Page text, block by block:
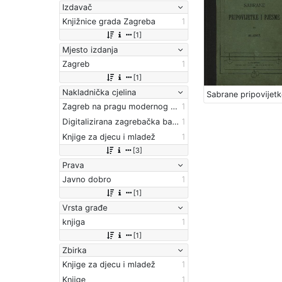
Izdavač
Knjižnice grada Zagreba
1
[1]
Mjesto izdanja
Zagreb
1
[1]
Nakladnička cjelina
Zagreb na pragu modernog doba 1
Digitalizirana zagrebačka baština 1
Knjige za djecu i mladež
1
[3]
Prava
Javno dobro
1
[1]
Vrsta građe
knjiga
1
[1]
Zbirka
Knjige za djecu i mladež
1
Knjige
1